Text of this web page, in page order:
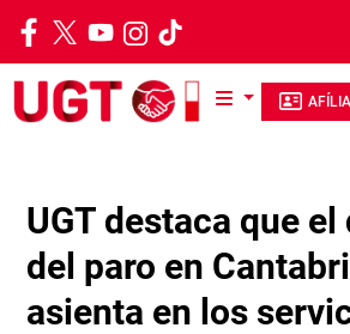
Pasar al contenido principal
UGT destaca que
del paro en
asienta en los